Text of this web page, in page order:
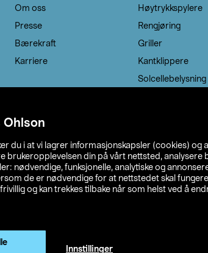
du i at vi lagrer informasjonskapsler (cookies) og
brukeropplevelsen din på vårt nettsted, analysere
nødvendige, funksjonelle, analytiske og
de er nødvendige for at nettstedet skal
og kan trekkes tilbake når som helst ved å
Innstillinger
Om oss
Presse
Bærekraft
Karriere
Høytrykkspylere
Rengjøring
Griller
Kantklippere
Solcellebelysning